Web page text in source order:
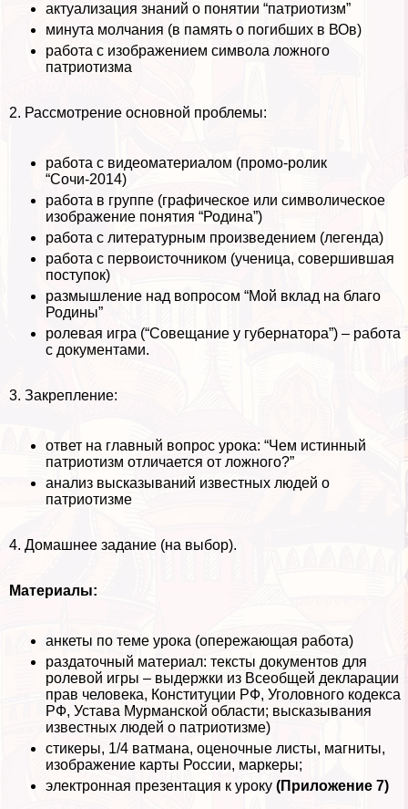
актуализация знаний о понятии “патриотизм”
минута молчания (в память о погибших в ВОв)
работа с изображением символа ложного
патриотизма
2. Рассмотрение основной проблемы:
работа с видеоматериалом (промо-ролик
“Сочи-2014)
работа в группе (графическое или символическое
изображение понятия “Родина”)
работа с литературным произведением (легенда)
работа с первоисточником (ученица, совершившая
поступок)
размышление над вопросом “Мой вклад на благо
Родины”
ролевая игра (“Совещание у губернатора”) – работа
с документами.
3. Закрепление:
ответ на главный вопрос урока: “Чем истинный
патриотизм отличается от ложного?”
анализ высказываний известных людей о
патриотизме
4. Домашнее задание (на выбор).
Материалы:
анкеты по теме урока (опережающая работа)
раздаточный материал: тексты документов для
ролевой игры – выдержки из Всеобщей декларации
прав человека, Конституции РФ, Уголовного кодекса
РФ, Устава Мурманской области; высказывания
известных людей о патриотизме)
стикеры, 1/4 ватмана, оценочные листы, магниты,
изображение карты России, маркеры;
электронная презентация к уроку (Приложение 7)